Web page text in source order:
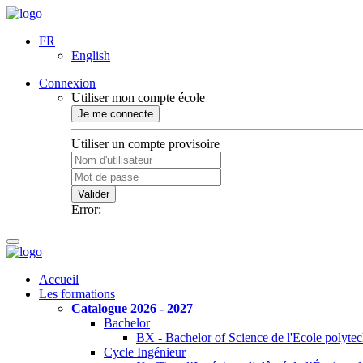
FR
English
Connexion
Utiliser mon compte école
Je me connecte
Utiliser un compte provisoire
Valider
Error:
Accueil
Les formations
Catalogue 2026 - 2027
Bachelor
BX - Bachelor of Science de l'Ecole
Cycle Ingénieur